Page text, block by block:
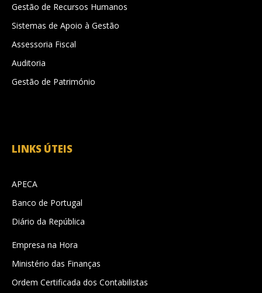
Gestão de Recursos Humanos
Sistemas de Apoio à Gestão
Assessoria Fiscal
Auditoria
Gestão de Património
LINKS ÚTEIS
APECA
Banco de Portugal
Diário da República
Empresa na Hora
Ministério das Finanças
Ordem Certificada dos Contabilistas